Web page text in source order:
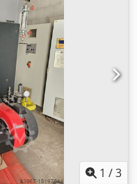
einem Standard-
1 /3